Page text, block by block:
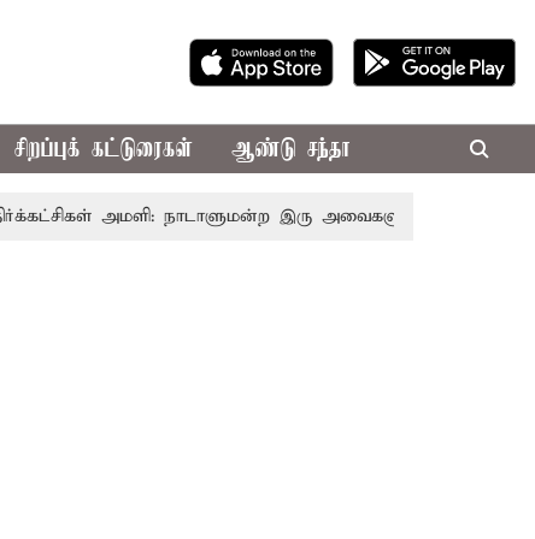
சிறப்புக் கட்டுரைகள் ஆண்டு சந்தா
அமளி: நாடாளுமன்ற இரு அவைகளும் திங்கள்கிழமை